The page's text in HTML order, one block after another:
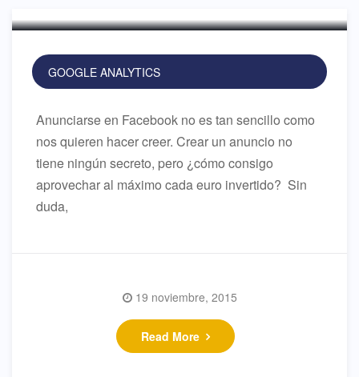
GOOGLE ANALYTICS
Anunciarse en Facebook no es tan sencillo como
nos quieren hacer creer. Crear un anuncio no
tiene ningún secreto, pero ¿cómo consigo
aprovechar al máximo cada euro invertido? Sin
duda,
Read More
19 noviembre, 2015
Cómo anunciarse en